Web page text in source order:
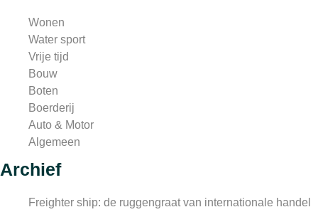
Wonen
Water sport
Vrije tijd
Bouw
Boten
Boerderij
Auto & Motor
Algemeen
Archief
Freighter ship: de ruggengraat van internationale handel